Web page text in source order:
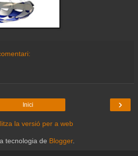
›
Inici
la versió per a web
tecnologia de Blogger.